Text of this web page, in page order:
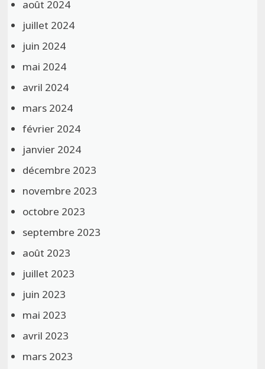
août 2024
juillet 2024
juin 2024
mai 2024
avril 2024
mars 2024
février 2024
janvier 2024
décembre 2023
novembre 2023
octobre 2023
septembre 2023
août 2023
juillet 2023
juin 2023
mai 2023
avril 2023
mars 2023